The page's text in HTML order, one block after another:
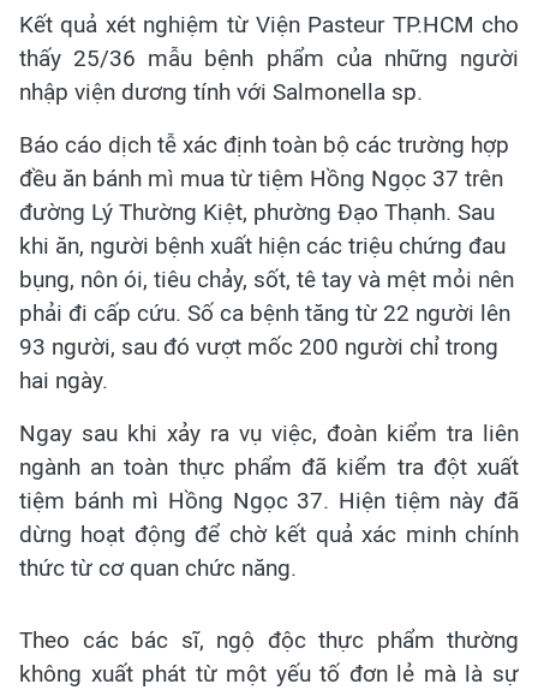
Kết quả xét nghiệm từ Viện Pasteur TP.HCM cho
thấy 25/36 mẫu bệnh phẩm của những người
nhập viện dương tính với Salmonella sp.
Báo cáo dịch tễ xác định toàn bộ các trường hợp
đều ăn bánh mì mua từ tiệm Hồng Ngọc 37 trên
đường Lý Thường Kiệt, phường Đạo Thạnh. Sau
khi ăn, người bệnh xuất hiện các triệu chứng đau
bụng, nôn ói, tiêu chảy, sốt, tê tay và mệt mỏi nên
phải đi cấp cứu. Số ca bệnh tăng từ 22 người lên
93 người, sau đó vượt mốc 200 người chỉ trong
hai ngày.
Ngay sau khi xảy ra vụ việc, đoàn kiểm tra liên
ngành an toàn thực phẩm đã kiểm tra đột xuất
tiệm bánh mì Hồng Ngọc 37. Hiện tiệm này đã
dừng hoạt động để chờ kết quả xác minh chính
thức từ cơ quan chức năng.
Theo các bác sĩ, ngộ độc thực phẩm thường
không xuất phát từ một yếu tố đơn lẻ mà là sự